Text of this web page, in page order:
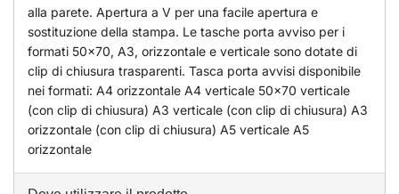
alla parete. Apertura a V per una facile apertura e
sostituzione della stampa. Le tasche porta avviso per i
formati 50x70, A3, orizzontale e verticale sono dotate di
clip di chiusura trasparenti. Tasca porta avvisi disponibile
nei formati: A4 orizzontale A4 verticale 50×70 verticale
(con clip di chiusura) A3 verticale (con clip di chiusura) A3
orizzontale (con clip di chiusura) A5 verticale A5
orizzontale